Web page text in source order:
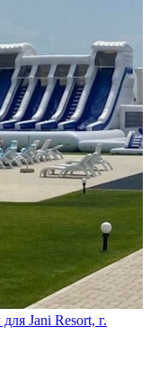
Jani Resort, г.